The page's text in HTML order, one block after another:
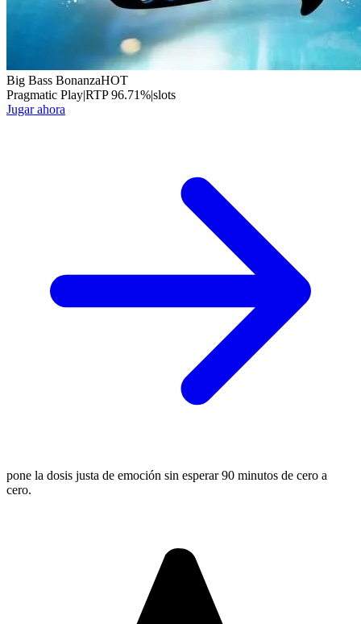
Big Bass BonanzaHOT
Pragmatic Play|RTP96.71%|slots
Jugar ahora
pone la dosis justa de emoción sin esperar 90 minutos de cero a
cero.